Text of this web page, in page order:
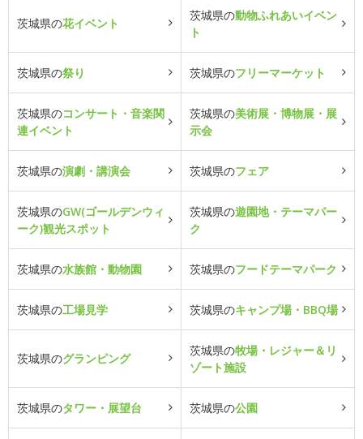
茨城県の花イベント
茨城県の動物ふれあいイベン
ト
茨城県の祭り 茨城県のフリーマーケット
茨城県のコンサート・音楽関
連イベント
茨城県の美術展・博物展・展
示会
茨城県の演劇・講演会 茨城県のフェア
茨城県のGW(ゴールデンウィ
ーク)観光スポット
茨城県の遊園地・テーマパー
ク
茨城県の水族館・動物園 茨城県のフードテーマパーク
茨城県の工場見学 茨城県のキャンプ場・BBQ場
茨城県のグランピング
茨城県の牧場・レジャー＆リ
ゾート施設
茨城県のタワー・展望台 茨城県の公園